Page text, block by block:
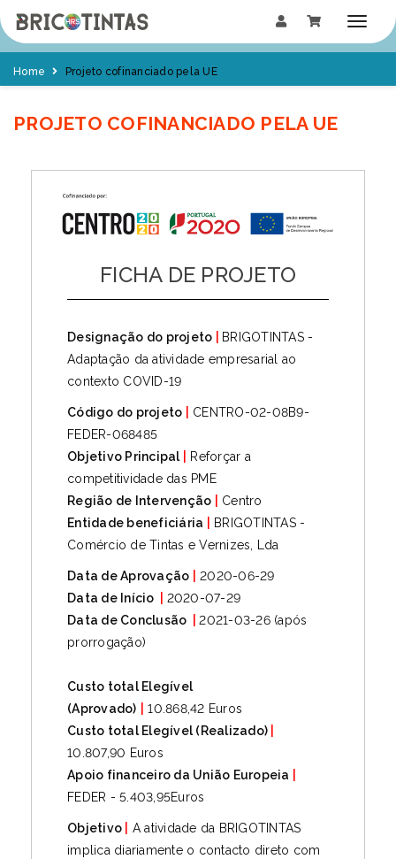
Home Projeto cofinanciado pela UE
PROJETO COFINANCIADO PELA UE
FICHA DE PROJETO
Designação do projeto
BRIGOTINTAS -
Adaptação da atividade empresarial ao
contexto COVID-19
Código do projeto
CENTRO-02-08B9-
FEDER-068485
Objetivo Principal
Reforçar a
competitividade das PME
Região de Intervenção
Centro
Entidade beneficiária
BRIGOTINTAS -
Comércio de Tintas e Vernizes, Lda
Data de Aprovação
2020-06-29
Data de Início
2020-07-29
Data de Conclusão
|2021-03-26 (após
prorrogação)
Custo total Elegível
(Aprovado)
10.868,42 Euros
Custo total Elegível (Realizado)
10.807,90 Euros
Apoio financeiro da União Europeia
FEDER - 5.403,95Euros
Objetivo
A atividade da BRIGOTINTAS
implica diariamente o contacto direto com